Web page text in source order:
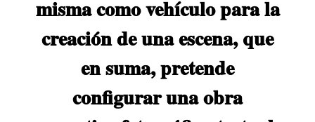
misma como vehículo para la
creación de una escena, que
en suma, pretende
configurar una obra